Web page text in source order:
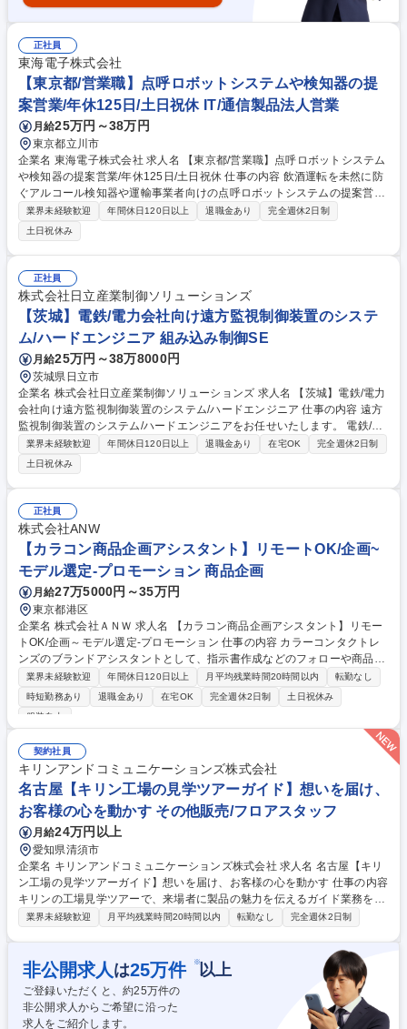
正社員
東海電子株式会社
【東京都/営業職】点呼ロボットシステムや検知器の提
案営業/年休125日/土日祝休 IT/通信製品法人営業
月給25万円～38万円
東京都立川市
企業名 東海電子株式会社 求人名 【東京都/営業職】点呼ロボットシステム
や検知器の提案営業/年休125日/土日祝休 仕事の内容 飲酒運転を未然に防
ぐアルコール検知器や運輸事業者向けの点呼ロボットシステムの提案営
業・販促業務をお任せします。 ※業務の変更範囲：会社の定める業務
【具体的な業務内容】 ■お客様からの電話応対■提案訪問・製品紹介■客先
への納品業務 ■機器のトラブル対応■代理店へのフォロー業務■セミナーの
開催 など 【訪問先・営業エリア】関東甲信越全域エリア ※移動は電車、
新幹線、飛行機、レンタカーなど（費用は会社負担） ※業務に慣れてくれ
ば直行直帰も可能です。 募集職種 【東京都/営業職】点呼ロボットシステ
ムや検知器の提案営業/年休125日/土日祝休
業界未経験歓迎 年間休日120日以上 退職金あり
完全週休2日制
土日祝休み
正社員
株式会社日立産業制御ソリューションズ
【茨城】電鉄/電力会社向け遠方監視制御装置のシステ
ム/ハードエンジニア 組み込み制御SE
月給25万円～38万8000円
茨城県日立市
企業名 株式会社日立産業制御ソリューションズ 求人名 【茨城】電鉄/電力
会社向け遠方監視制御装置のシステム/ハードエンジニア 仕事の内容 遠方
監視制御装置のシステム/ハードエンジニアをお任せいたします。 電鉄/電
力会社向けに納入する遠方監視制御装置に対して、以下の業務を担当して
いただきます。 【詳細】・遠方監視制御装置のシステム設計(システム仕
様取りまとめ) ・遠方監視制御装置のハードウェア設計(制御盤展開接続図
作成、部品手配取りまとめなど) ・遠方監視制御装置の現地サイト試運転
／改造 場内設計対応 また、将来的には遠方監視制御装置 のシステム・ハ
ード設計～試運転設計まで一貫して対応できるエンジニアとして、本業務
のPMとして活躍頂きたいと考えています。 募集職種 【茨城】電鉄/電力会
社向け遠方監視制御装置のシステム/ハードエンジニア
業界未経験歓迎 年間休日120日以上 退職金あり 在宅OK
完全週休2日制
土日祝休み
正社員
株式会社ANW
【カラコン商品企画アシスタント】リモートOK/企画~
モデル選定-プロモーション 商品企画
月給27万5000円～35万円
東京都港区
企業名 株式会社ＡＮＷ 求人名 【カラコン商品企画アシスタント】リモー
トOK/企画～モデル選定-プロモーション 仕事の内容 カラーコンタクトレ
ンズのブランドアシスタントとして、指示書作成などのフォローや商品化
前のサンプルの校閲、商品制作に関わるデータ整理、 撮影等の手配準備、
その他企画管理部に関わる庶務などをお任せします ☆有名モデルを起用す
るなど大人気のカラコンメーカー☆ 【業務内容】■商品企画 ■各種SNSの
との調整、スケジュール管理フォロー ■その他企画管理部に関わる発送手
配等の庶務 モデル選定なども社内で行い、決定したモデルと実際に意見交
換のミーディング参加など商品企画ならではの機会もあります。 募集職種
【カラコン商品企画アシスタント】リモートOK/企画～モデル選定-プロモ
ーション
業界未経験歓迎 年間休日120日以上 月平均残業時間20時間以内
転勤なし
時短勤務あり
退職金あり 在宅OK 完全週休2日制
土日祝休み
服装自由
契約社員
キリンアンドコミュニケーションズ株式会社
名古屋【キリン工場の見学ツアーガイド】想いを届け、
お客様の心を動かす その他販売/フロアスタッフ
月給24万円以上
愛知県清須市
企業名 キリンアンドコミュニケーションズ株式会社 求人名 名古屋【キリ
ン工場の見学ツアーガイド】想いを届け、お客様の心を動かす 仕事の内容
キリンの工場見学ツアーで、来場者に製品の魅力を伝えるガイド業務をお
任せします。ツアーは約80分。製品の素材や製造工程、企業のこだわり
なく、自分の言葉で伝える「対話型」スタイルが特徴で、来場者とのコミ
ュニケーションを通じて記憶に残る体験を提供します。 ★客層(家族連れ/
学生/ご年配の方など)や天候に応じて内容を柔軟に調整★「楽しかった」
「また来たい」といった声が直接届く、やりがいのある仕事です◎伝える
力・接客力を磨きながら、キリンブランドの魅力を広める“企業の顔”とし
業界未経験歓迎 月平均残業時間20時間以内 転勤なし 完全週休2日制
非公開求人 は25万件 ※以上
ご登録いただくと、約25万件の
非公開求人からご希望に沿った
求人をご紹介します。